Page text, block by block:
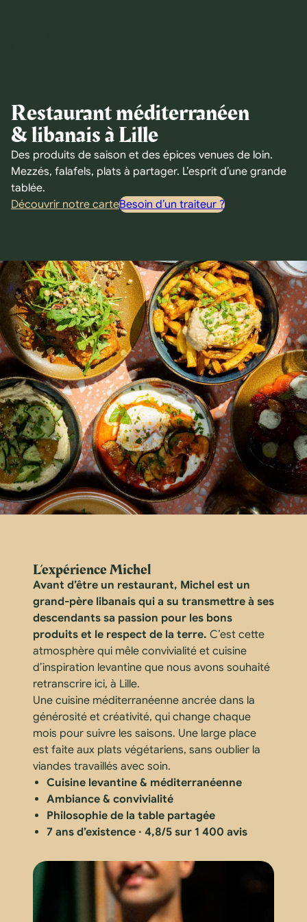
Restaurant méditerranéen
& libanais à Lille
Des produits de saison et des épices venues de loin.
Mezzés, falafels, plats à partager. L’esprit d’une grande
tablée.
Découvrir notre carteBesoin d’un traiteur ?
L’expérience Michel
Avant d’être un restaurant, Michel est un
grand-père libanais qui a su transmettre à ses
descendants sa passion pour les bons
produits et le respect de la terre. C’est cette
atmosphère qui mêle convivialité et cuisine
d’inspiration levantine que nous avons souhaité
retranscrire ici, à Lille.
Une cuisine méditerranéenne ancrée dans la
générosité et créativité, qui change chaque
mois pour suivre les saisons. Une large place
est faite aux plats végétariens, sans oublier la
viandes travaillés avec soin.
Cuisine levantine & méditerranéenne
Ambiance & convivialité
Philosophie de la table partagée
7 ans d’existence · 4,8/5 sur 1 400 avis